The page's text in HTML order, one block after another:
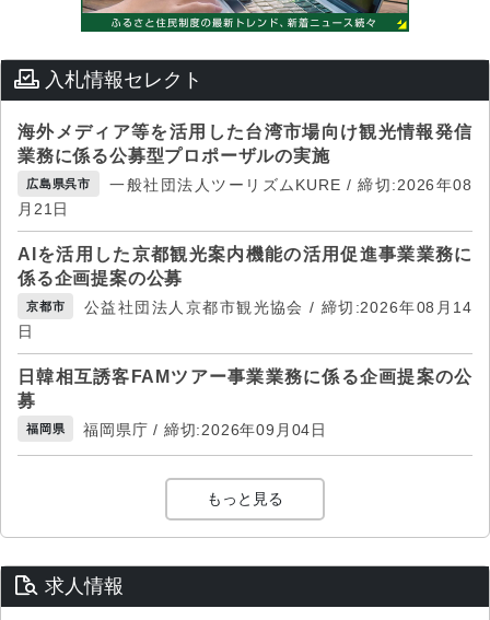
入札情報セレクト
海外メディア等を活用した台湾市場向け観光情報発信
業務に係る公募型プロポーザルの実施
広島県呉市
一般社団法人ツーリズムKURE / 締切:2026年08
月21日
AIを活用した京都観光案内機能の活用促進事業業務に
係る企画提案の公募
京都市
公益社団法人京都市観光協会 / 締切:2026年08月14
日
日韓相互誘客FAMツアー事業業務に係る企画提案の公
募
福岡県 福岡県庁 / 締切:2026年09月04日
もっと見る
求人情報